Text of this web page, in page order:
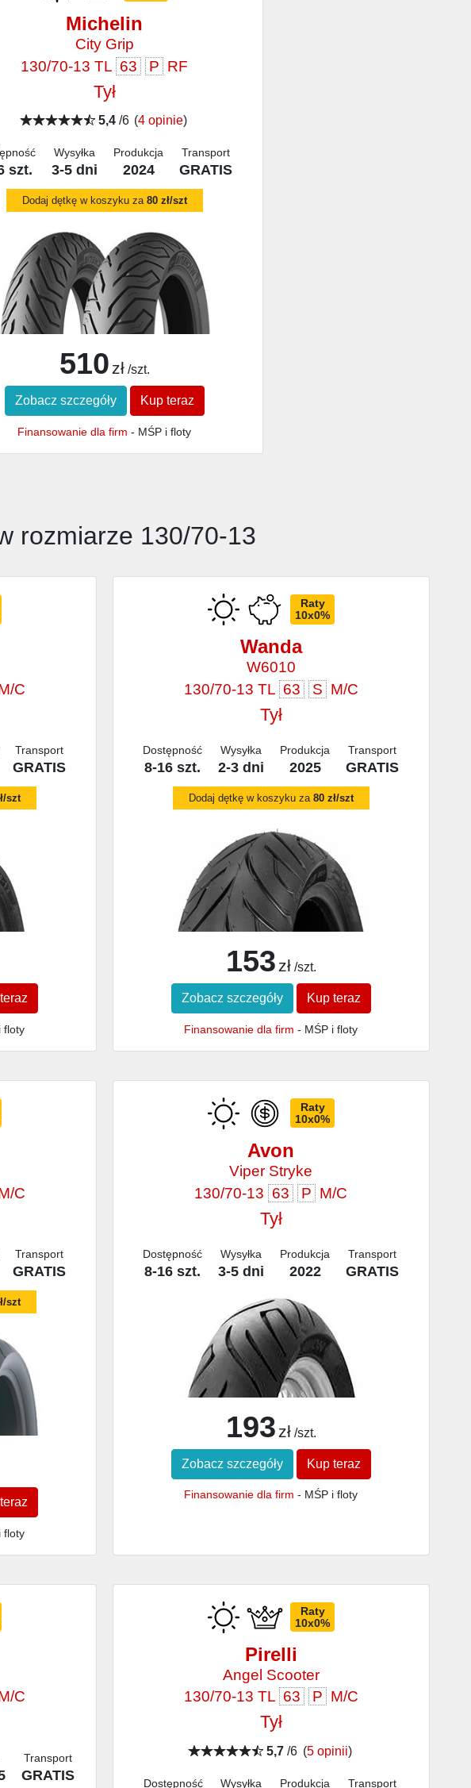
Michelin
City Grip
130/70-13 TL 63 P RF
Tył
5,4/6 (4 opinie)
szt.
Wysyłka
3-5 dni
Produkcja
2024
Transport
GRATIS
Dodaj dętkę w koszyku za 80 zł/szt
510 zł /szt.
Zobacz szczegóły Kup teraz
Finansowanie dla firm - MŚP i floty
rozmiarze 130/70-13
C
Transport
GRATIS
szt
floty
Raty
10x0%
Wanda
W6010
130/70-13 TL 63 S M/C
Tył
Dostępność
8-16 szt.
Wysyłka
2-3 dni
Produkcja
2025
Transport
GRATIS
Dodaj dętkę w koszyku za 80 zł/szt
153 zł /szt.
Zobacz szczegóły Kup teraz
Finansowanie dla firm - MŚP i floty
C
Transport
GRATIS
szt
floty
Raty
10x0%
Avon
Viper Stryke
130/70-13 63 P M/C
Tył
Dostępność
8-16 szt.
Wysyłka
3-5 dni
Produkcja
2022
Transport
GRATIS
193 zł /szt.
Zobacz szczegóły Kup teraz
Finansowanie dla firm - MŚP i floty
C
Transport
GRATIS
Raty
10x0%
Pirelli
Angel Scooter
130/70-13 TL 63 P M/C
Tył
5,7 /6 (5 opinii)
Dostępność Wysyłka Produkcja Transport